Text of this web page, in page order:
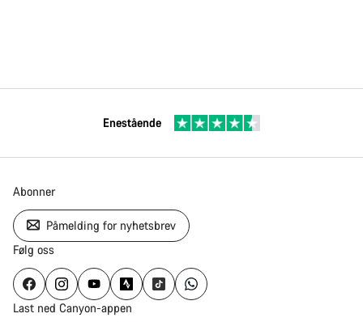
Enestående
Abonner
Påmelding for nyhetsbrev
Følg oss
Last ned Canyon-appen